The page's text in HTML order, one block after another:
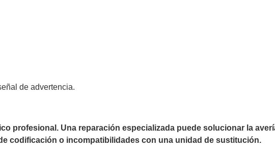
de advertencia.
profesional. Una reparación especializada puede solucionar la
codificación o incompatibilidades con una unidad de sustitución.